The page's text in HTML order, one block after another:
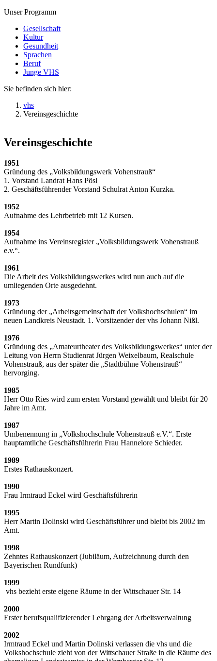
Unser Programm
Gesellschaft
Kultur
Gesundheit
Sprachen
Beruf
Junge VHS
Sie befinden sich hier:
vhs
Vereinsgeschichte
Vereinsgeschichte
1951
Gründung des „Volksbildungswerk Vohenstrauß“
1. Vorstand Landrat Hans Pösl
2. Geschäftsführender Vorstand Schulrat Anton Kurzka.
1952
Aufnahme des Lehrbetrieb mit 12 Kursen.
1954
Aufnahme ins Vereinsregister „Volksbildungswerk Vohenstrauß
e.v.“.
1961
Die Arbeit des Volksbildungswerkes wird nun auch auf die
umliegenden Orte ausgedehnt.
1973
Gründung der „Arbeitsgemeinschaft der Volkshochschulen“ im
neuen Landkreis Neustadt. 1. Vorsitzender der vhs Johann Nißl.
1976
Gründung des „Amateurtheater des Volksbildungswerkes“ unter der
Leitung von Herrn Studienrat Jürgen Weixelbaum, Realschule
Vohenstrauß, aus der später die „Stadtbühne Vohenstrauß“
hervorging.
1985
Herr Otto Ries wird zum ersten Vorstand gewählt und bleibt für 20
Jahre im Amt.
1987
Umbenennung in „Volkshochschule Vohenstrauß e.V.“. Erste
hauptamtliche Geschäftsführerin Frau Hannelore Schieder.
1989
Erstes Rathauskonzert.
1990
Frau Irmtraud Eckel wird Geschäftsführerin
1995
Herr Martin Dolinski wird Geschäftsführer und bleibt bis 2002 im
Amt.
1998
Zehntes Rathauskonzert (Jubiläum, Aufzeichnung durch den
Bayerischen Rundfunk)
1999
vhs bezieht erste eigene Räume in der Wittschauer Str. 14
2000
Erster berufsqualifizierender Lehrgang der Arbeitsverwaltung
2002
Irmtraud Eckel und Martin Dolinski verlassen die vhs und die
Volkshochschule zieht von der Wittschauer Straße in die Räume des